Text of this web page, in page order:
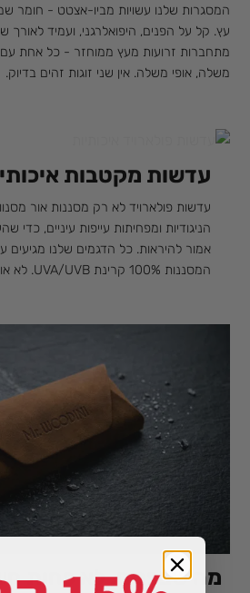
המסגרות שלנו עשויות מביו-אצטט - חומר
עץ. קל על הפנים, היפואלרגני, ועמיד לאורך
מתחברות זרועות מעץ ממוחזר - כל אחת עם
משלה, אופי משלה. אין שני זוגות זהים בדיוק.
עדשות מקטבות
עדשות פולארויד לא רק מסננות אור
הניגודיות ומפחיתות עייפות עיניים, כדי
אמור להיראות. כל הדגמים שלנו
המסננות 100% קרינת UVA/UVB. לא אופציה. סטנדרט.
מה שבפנים, לא פחות